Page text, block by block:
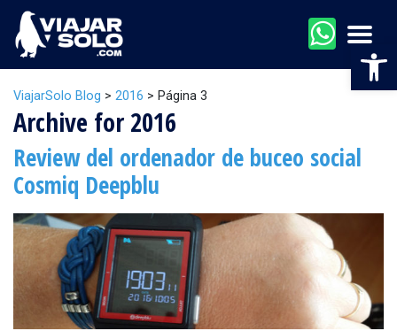
ViajarSolo Blog > 2016 > Página 3
Archive for 2016
Review del ordenador de buceo social
Cosmiq Deepblu